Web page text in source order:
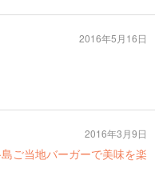
2016年5月16日
ご当地バーガーで美味を楽
2016年3月9日